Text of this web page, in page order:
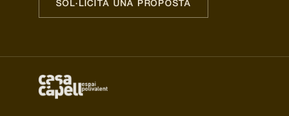
SOL·LICITA UNA PROPOSTA